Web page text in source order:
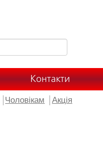
Контакти
Чоловікам Акція